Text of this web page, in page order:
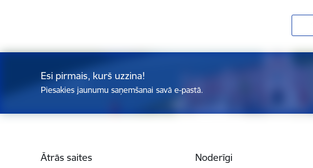
Esi pirmais, kurš uzzina!
Piesakies jaunumu saņemšanai savā e-pastā.
Ātrās saites Noderīgi